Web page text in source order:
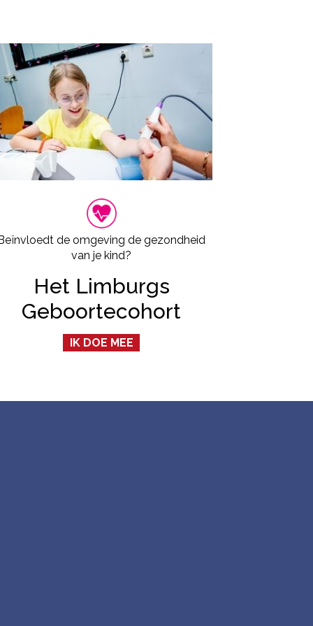
de omgeving de gezondheid
van je kind?
Het Limburgs
Geboortecohort
IK DOE MEE